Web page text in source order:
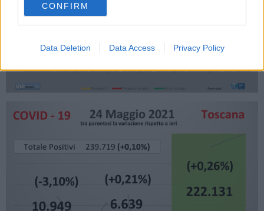
CONFIRM
Data Deletion Data Access Privacy Policy